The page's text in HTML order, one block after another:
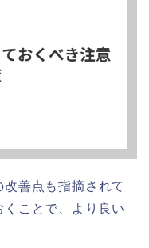
善点も指摘されて
ことで、より良い